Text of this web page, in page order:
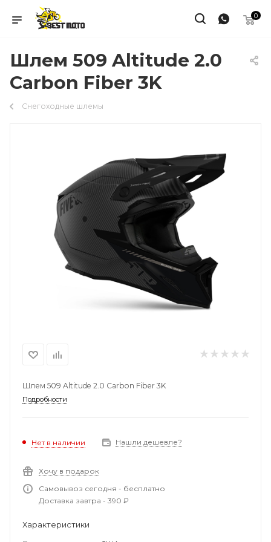
0
Шлем 509 Altitude 2.0
Carbon Fiber 3K
Снегоходные шлемы
Шлем 509 Altitude 2.0 Carbon Fiber 3K
Подробности
Нет в наличии Нашли дешевле?
Хочу в подарок
Самовывоз сегодня - бесплатно
Доставка завтра - 390 ₽
Характеристики